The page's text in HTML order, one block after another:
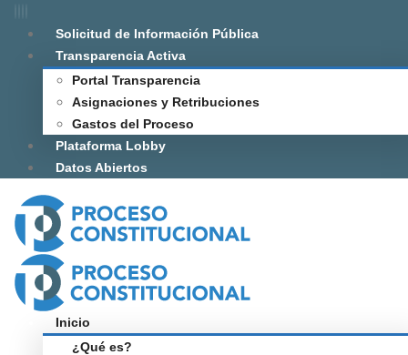
Solicitud de Información Pública
Transparencia Activa
Portal Transparencia
Asignaciones y Retribuciones
Gastos del Proceso
Plataforma Lobby
Datos Abiertos
Inicio
¿Qué es?